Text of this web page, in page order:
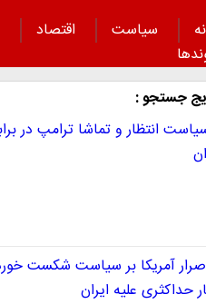
سیاست اقتصاد
جستجو :